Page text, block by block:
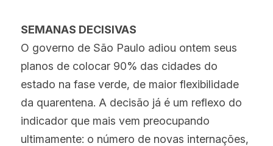
SEMANAS DECISIVAS
O governo de São Paulo adiou ontem seus
planos de colocar 90% das cidades do
estado na fase verde, de maior flexibilidade
da quarentena. A decisão já é um reflexo do
indicador que mais vem preocupando
ultimamente: o número de novas internações,